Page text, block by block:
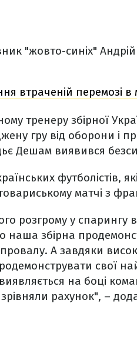
"жовто-синіх"
втраченій перемозі в
тренеру збірної
гру від оборони і
Дешам виявився
футболістів,
матчі з
розгрому у
наша збірна
А завдяки
свої
на боці
зрівняли рахунок", –